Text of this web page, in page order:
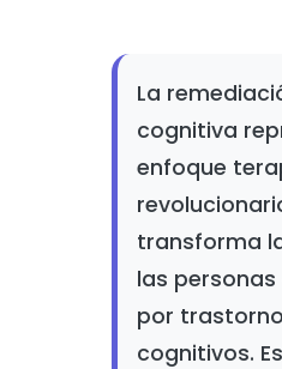
La
cognitiva
enfoque
transforma
las
por
cognitivos.